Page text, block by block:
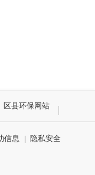
区县环保网站
信息 | 隐私安全